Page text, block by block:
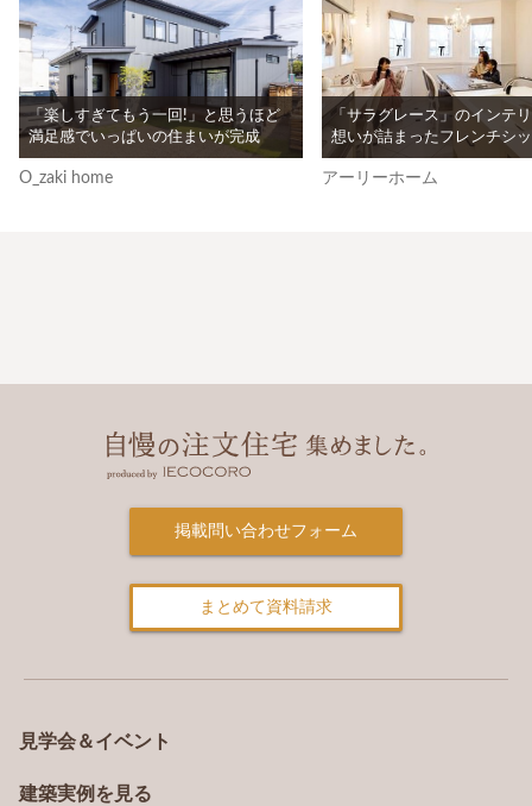
「楽しすぎてもう一回!」と思うほど
満足感でいっぱいの住まいが完成
O_zaki home
「サラグレース」のインテ
想いが詰まったフレンチシ
アーリーホーム
掲載問い合わせフォーム
まとめて資料請求
見学会＆イベント
建築実例を見る